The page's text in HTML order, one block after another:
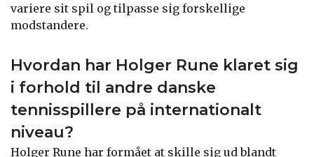
variere sit spil og tilpasse sig forskellige
modstandere.
Hvordan har Holger Rune klaret sig
i forhold til andre danske
tennisspillere på internationalt
niveau?
Holger Rune har formået at skille sig ud blandt